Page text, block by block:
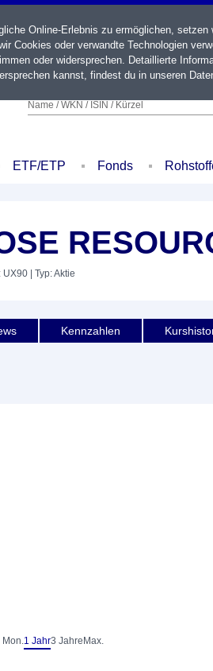
Name / WKN / ISIN / Kürzel
ETF/ETP Fonds
UX90 | Typ: Aktie
Kennzahlen
Mon.1 Jahr3 Jahre Max.
Online-Erlebnis zu ermöglichen,
Cookies oder verwandte Technologien
oder widersprechen. Detaillierte
kannst, findest du in unseren